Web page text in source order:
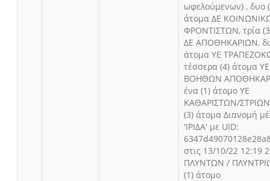
ωφελούμενων) , δυο
άτομα ΔΕ
ΦΡΟΝΤΙΣΤΩΝ, τρία
ΔΕ ΑΠΟΘΗΚΑΡΙΩΝ,
άτομα ΥΕ
τέσσερα (4) άτομα ΥΕ
ΒΟΗΘΩΝ
ένα (1) άτομο ΥΕ
ΚΑΘΑΡΙΣΤΩΝ/
(3) άτομα Διανομή
'ΙΡΙΔΑ' με UID:
στις 13/10/22 12:19
ΠΛΥΝΤΩΝ /
(1) άτομο